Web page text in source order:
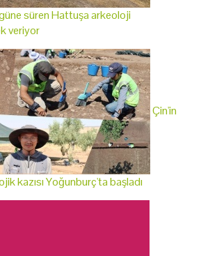
süren Hattuşa arkeoloji
veriyor
Çin'in
kazısı Yoğunburç'ta başladı